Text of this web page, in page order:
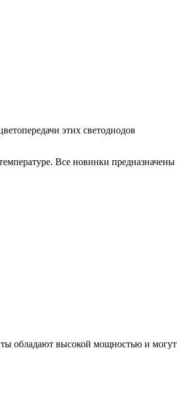
этих светодиодов
Все новинки предназначены
обладают высокой мощностью и могут